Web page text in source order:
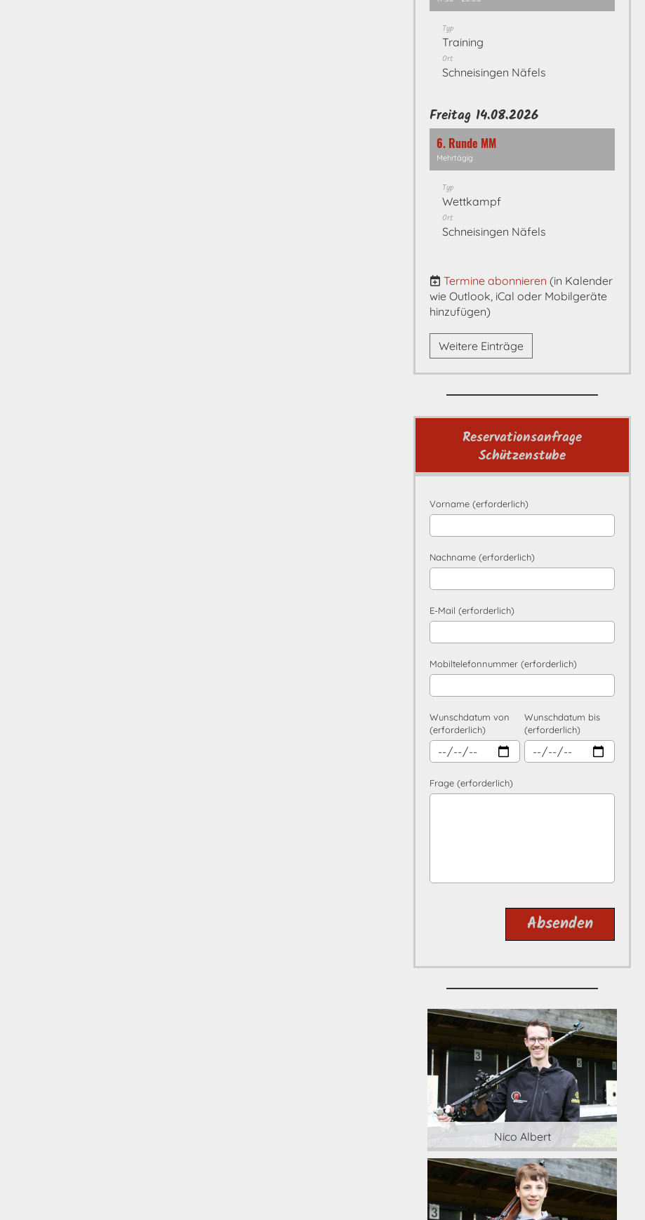
Typ
Training
Ort
Schneisingen Näfels
Freitag 14.08.2026
6. Runde MM
Mehrtägig
Typ
Wettkampf
Ort
Schneisingen Näfels
Termine abonnieren (in Kalender
wie Outlook, iCal oder Mobilgeräte
hinzufügen)
Weitere Einträge
Reservationsanfrage
Schützenstube
Vorname (erforderlich)
Nachname (erforderlich)
E-Mail (erforderlich)
Mobiltelefonnummer (erforderlich)
Wunschdatum von
(erforderlich)
Wunschdatum bis
(erforderlich)
Frage (erforderlich)
Nico Albert